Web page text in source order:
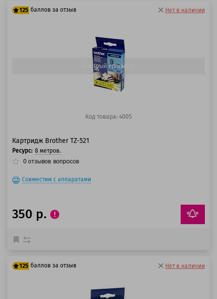
125 баллов за отзыв Нет в наличии
Быстрый просмотр
Код товара: 4005
Картридж Brother TZ-521
Ресурс: 8 метров.
0 отзывов вопросов
Совместим с аппаратами
350 р.
125 баллов за отзыв Нет в наличии